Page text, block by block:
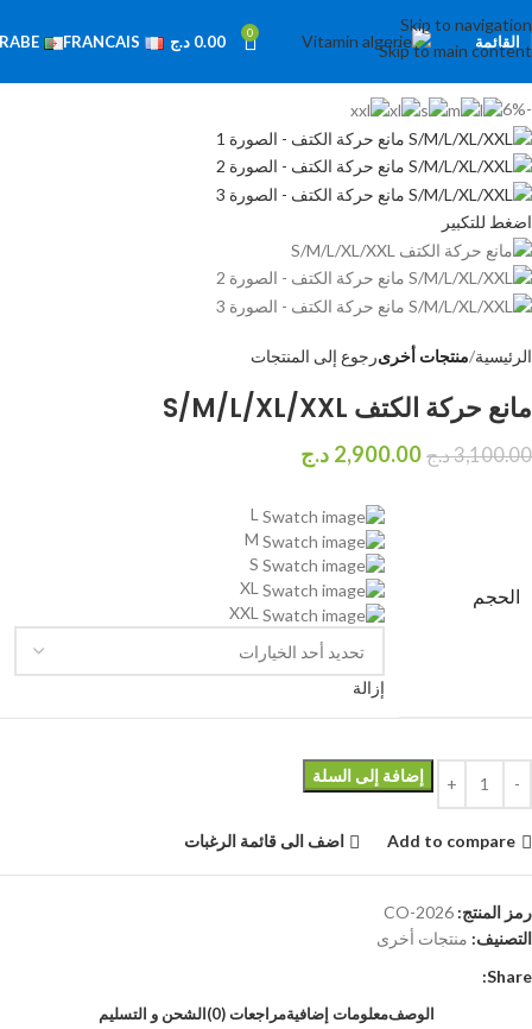
Skip to navigation
Skip to main content
القائمة 0
0.00 د.ج FRANCAIS
-6%
اضغط للتكبير
الرئيسية منتجات أخرىرجوع إلى المنتجات
مانع حركة الكتف S/M/L/XL/XXL
3,100.00د.ج 2,900.00 د.ج
الحجم
L
M
S
XL
XXL
إزالة
إضافة إلى السلة
Add to compare اضف الى قائمة الرغبات
رمز المنتج: CO-2026
التصنيف: منتجات أخرى
Share:
الوصفمعلومات إضافيةمراجعات (0) الشحن و التسليم